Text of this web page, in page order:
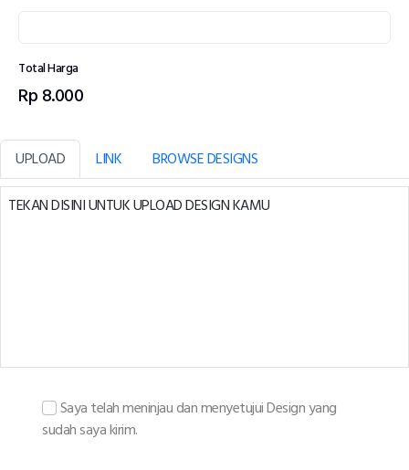
Total Harga
Rp 8.000
UPLOAD LINK
BROWSE DESIGNS
TEKAN DISINI UNTUK UPLOAD DESIGN KAMU
Saya telah meninjau dan menyetujui Design yang
sudah saya kirim.